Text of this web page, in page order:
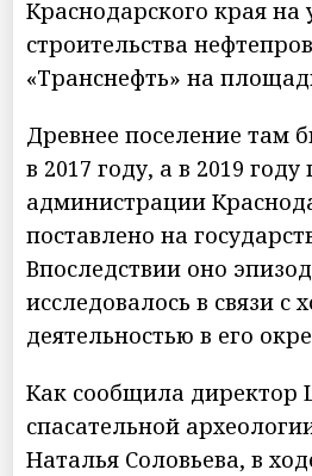
Краснодарского края на
строительства
«Транснефть» на
Древнее поселение там
в 2017 году, а в 2019
администрации
поставлено на
Впоследствии оно
исследовалось в связи с
деятельностью в его
Как сообщила директор
спасательной
Наталья Соловьева, в